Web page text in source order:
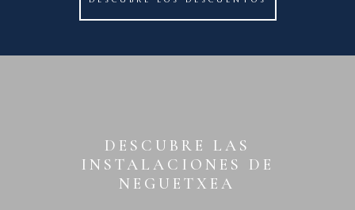
DESCUBRE LAS
INSTALACIONES DE
NEGUETXEA